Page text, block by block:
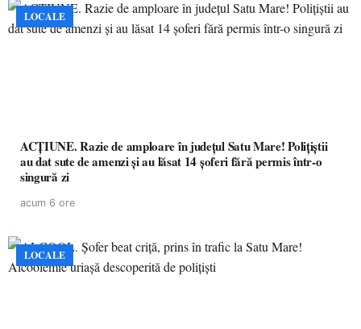
LOCALE
ACȚIUNE. Razie de amploare în județul Satu Mare! Polițiștii
au dat sute de amenzi și au lăsat 14 șoferi fără permis într-o
singură zi
acum 6 ore
LOCALE